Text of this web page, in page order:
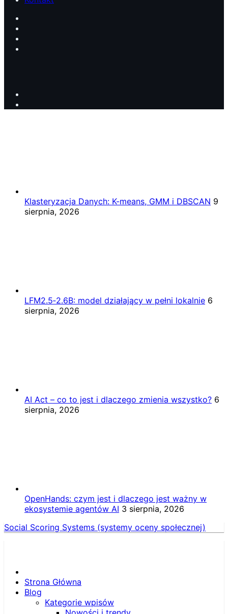
Klasteryzacja Danych: K-means, GMM i DBSCAN 9
sierpnia, 2026
LFM2.5‑2.6B: model działający w pełni lokalnie 6
sierpnia, 2026
AI Act – co to jest i dlaczego zmienia wszystko? 6
sierpnia, 2026
OpenHands: czym jest i dlaczego jest ważny w
ekosystemie agentów AI 3 sierpnia, 2026
Social Scoring Systems (systemy oceny społecznej)
Strona Główna
Blog
Kategorie wpisów